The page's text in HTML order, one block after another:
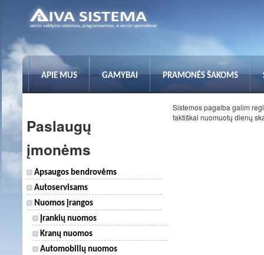
APIE MUS GAMYBAI PRAMONĖS ŠAKOMS
Paslaugų
įmonėms
Apsaugos bendrovėms
Autoservisams
Nuomos įrangos
Įrankių nuomos
Kranų nuomos
Automobilių nuomos
Sistemos pagalba galim
faktiškai nuomuotų dienų